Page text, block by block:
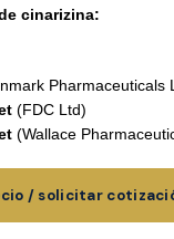
cinarizina:
Pharmaceuticals
(FDC Ltd)
(Wallace
/ solicitar